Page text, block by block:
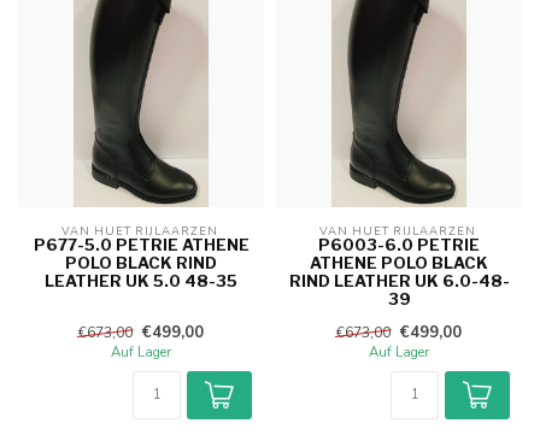
VAN HUET RIJLAARZEN
P677-5.0 PETRIE ATHENE
POLO BLACK RIND
LEATHER UK 5.0 48-35
€673,00 €499,00
Auf Lager
VAN HUET RIJLAARZEN
P6003-6.0 PETRIE
ATHENE POLO BLACK
RIND LEATHER UK 6.0-48-
39
€673,00 €499,00
Auf Lager